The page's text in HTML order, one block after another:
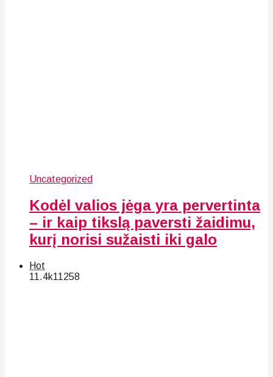
Uncategorized
Kodėl valios jėga yra pervertinta
– ir kaip tikslą paversti žaidimu,
kurį norisi sužaisti iki galo
Hot
11.4k11258